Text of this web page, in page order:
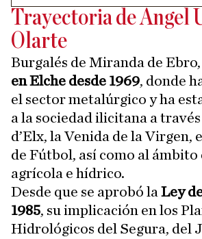
Trayectoria de Ángel
Olarte
Burgalés de Miranda de Ebro,
en Elche desde 1969, donde
el sector metalúrgico y ha
a la sociedad ilicitana a
d’Elx, la Venida de la Virgen,
de Fútbol, así como al ámbito
agrícola e hídrico.
Desde que se aprobó la Ley
1985, su implicación en los
Hidrológicos del Segura, del